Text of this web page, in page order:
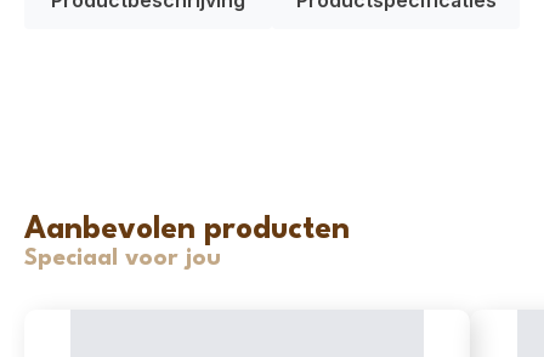
Aanbevolen producten
Speciaal voor jou